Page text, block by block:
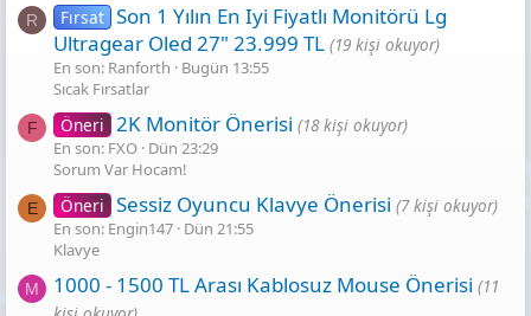
R Fırsat Son 1 Yılın En Iyi Fiyatlı Monitörü Lg
Ultragear Oled 27" 23.999 TL (19 kişi okuyor)
En son: Ranforth
Bugün 13:55
Sıcak Fırsatlar
F Öneri 2K Monitör Önerisi (18 kişi okuyor)
En son: FXO Dün 23:29
Sorum Var Hocam!
E Öneri Sessiz Oyuncu Klavye Önerisi (7 kişi okuyor)
En son: Engin147 Dün 21:55
Klavye
M 1000 - 1500 TL Arası Kablosuz Mouse Önerisi (11